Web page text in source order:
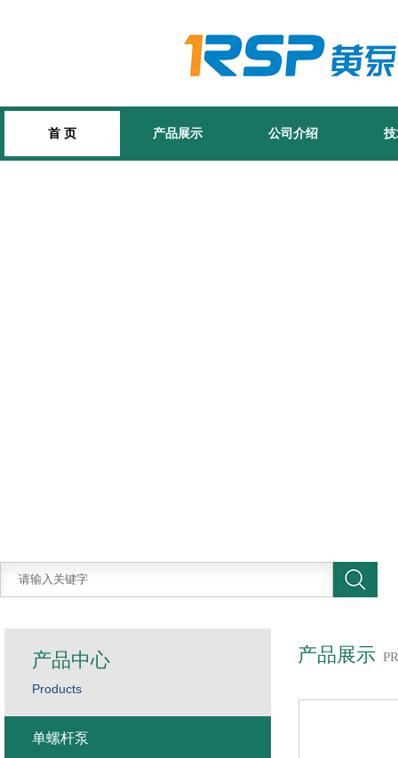
首 页 产品展示 公司介绍
产品展示
产品中心
Products
单螺杆泵